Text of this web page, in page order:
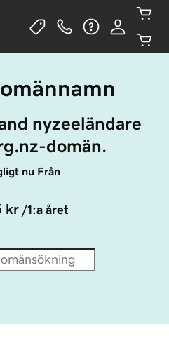
nyzeeländare
domän.
nu Från
kr /1:a året